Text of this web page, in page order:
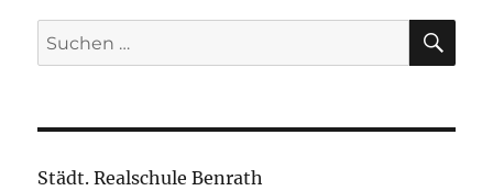
Suchen
nach:
Städt. Realschule Benrath